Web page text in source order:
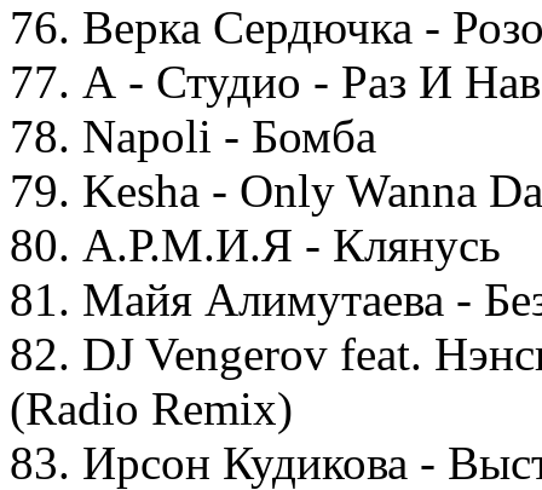
76. Верка Сердючка -
77. А - Студио - Раз И
78. Napoli - Бомба
79. Kesha - Only Wanna
80. А.Р.М.И.Я - Клянусь
81. Майя Алимутаева -
82. DJ Vengerov feat.
(Radio Remix)
83. Ирсон Кудикова -